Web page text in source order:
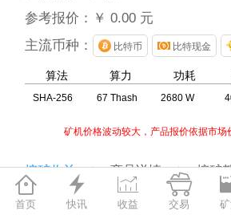
参考报价： ￥ 0.00 元
主流币种：
比特币 比特现金
算法 算力 功耗
SHA-256 67 Thash 2680 W
矿机价格波动较大，产品报价依据市场
挖矿收益 商品详情 挖矿

首页

快讯

收益

交易